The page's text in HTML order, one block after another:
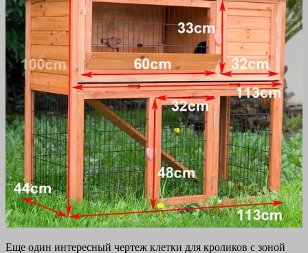
Еще один интересный чертеж клетки для кроликов с зоной